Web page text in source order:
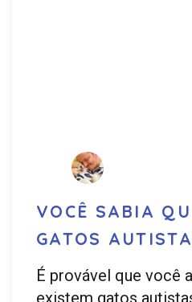
VOCÊ SABIA
GATOS
É provável que você